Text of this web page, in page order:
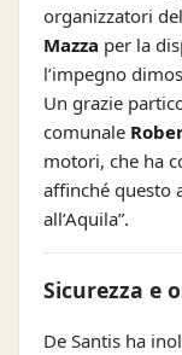
organizzatori
Mazza per la
l’impegno
Un grazie
comunale
motori, che ha
affinché questo
all’Aquila”.
Sicurezza e
De Santis ha